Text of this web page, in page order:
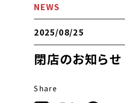
NEWS
2025/08/25
閉店のお知らせ
Share